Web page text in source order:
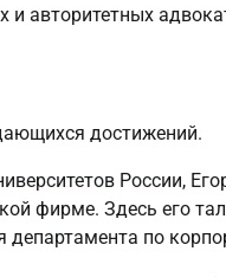
авторитетных
достижений.
России,
фирме. Здесь его
по